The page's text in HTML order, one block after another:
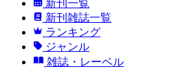
新刊一覧
新刊雑誌一覧
ランキング
ジャンル
雑誌・レーベル